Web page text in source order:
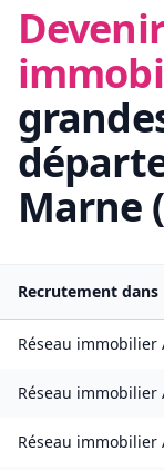
Marne (
Recrutement
Réseau immobilier
Réseau immobilier
Réseau immobilier